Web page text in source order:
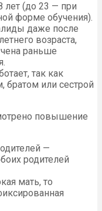
(до 23 — при
форме обучения).
даже после
возраста,
раньше
так как
братом или сестрой
повышение
—
родителей
мать, то